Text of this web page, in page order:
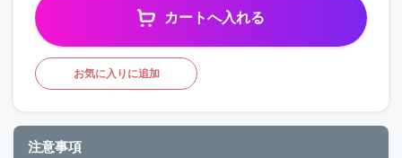
カートへ入れる
お気に入りに追加
注意事項